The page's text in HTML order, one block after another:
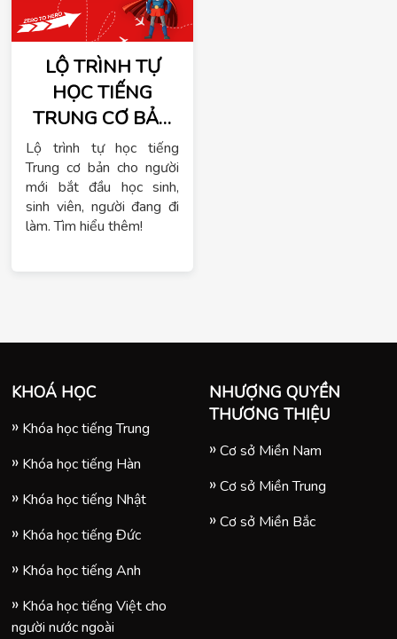
LỘ TRÌNH TỰ
HỌC TIẾNG
TRUNG CƠ BẢN
CHO NGƯỜI MỚI
- FROM ZERO TO
HERO
Lộ trình tự học tiếng
Trung cơ bản cho người
mới bắt đầu học sinh,
sinh viên, người đang đi
làm. Tìm hiểu thêm!
KHOÁ HỌC
Khóa học tiếng Trung
Khóa học tiếng Hàn
Khóa học tiếng Nhật
Khóa học tiếng Đức
Khóa học tiếng Anh
Khóa học tiếng Việt cho
người nước ngoài
NHƯỢNG QUYỀN
THƯƠNG THIỆU
Cơ sở Miền Nam
Cơ sở Miền Trung
Cơ sở Miền Bắc